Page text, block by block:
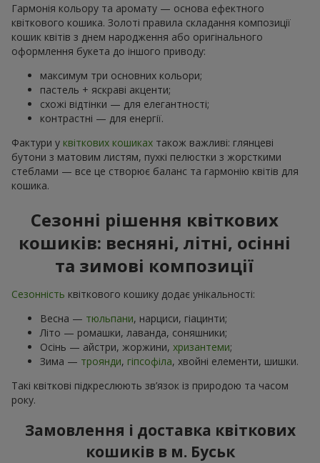
Гармонія кольору та аромату — основа ефектного
квіткового кошика. Золоті правила складання композиції
кошик квітів з днем ​​народження або оригінального
оформлення букета до іншого приводу:
максимум три основних кольори;
пастель + яскраві акценти;
схожі відтінки — для елегантності;
контрастні — для енергії.
Фактури у квіткових кошиках також важливі: глянцеві
бутони з матовим листям, пухкі пелюстки з жорсткими
стеблами — все це створює баланс та гармонію квітів для
кошика.
Сезонні рішення квіткових
кошиків: весняні, літні, осінні
та зимові композиції
Сезонність квіткового кошику додає унікальності:
Весна — тюльпани, нарциси, гіацинти;
Літо — ромашки, лаванда, соняшники;
Осінь — айстри, жоржини, хризантеми;
Зима — троянди, гіпсофіла, хвойні елементи, шишки.
Такі квіткові підкреслюють зв’язок із природою та часом
року.
Замовлення і доставка квіткових
кошиків в м. Буськ